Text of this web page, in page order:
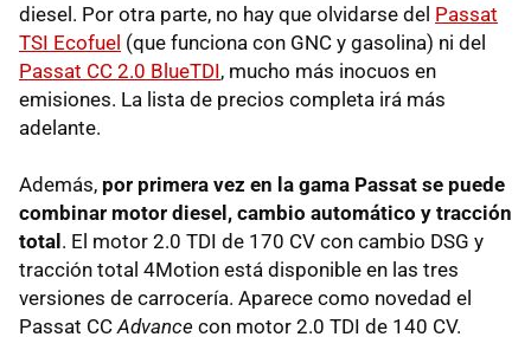
diesel. Por otra parte, no hay que olvidarse del Passat
TSI Ecofuel (que funciona con GNC y gasolina) ni del
Passat CC 2.0 BlueTDI, mucho más inocuos en
emisiones. La lista de precios completa irá más
adelante.
Además, por primera vez en la gama Passat se puede
combinar motor diesel, cambio automático y tracción
total. El motor 2.0 TDI de 170 CV con cambio DSG y
tracción total 4Motion está disponible en las tres
versiones de carrocería. Aparece como novedad el
Passat CC Advance con motor 2.0 TDI de 140 CV.